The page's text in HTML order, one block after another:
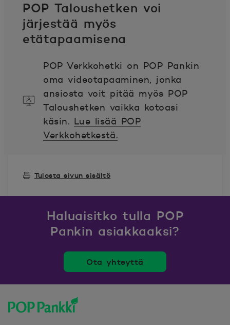
POP Taloushetken voi
järjestää myös
etätapaamisena
POP Verkkohetki on POP Pankin
oma videotapaaminen, jonka
ansiosta voit pitää myös POP
Taloushetken vaikka kotoasi
käsin. Lue lisää POP
Verkkohetkestä.
Tulosta sivun sisältö
Haluaisitko tulla POP
Pankin asiakkaaksi?
Ota yhteyttä